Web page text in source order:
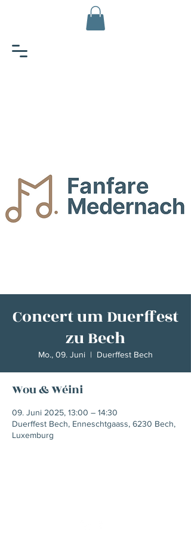
Concert um Duerffest
zu Bech
Mo., 09. Juni
  |
Duerffest Bech
Wou & Wéini
09. Juni 2025, 13:00 – 14:30
Duerffest Bech, Enneschtgaass, 6230 Bech,
Luxemburg